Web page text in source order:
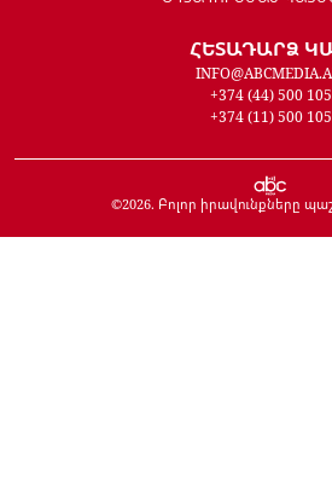
ՀԵՏԱԴԱՐՁ
+374 (44) 500 105
+374 (11) 500 105
©2026. Բոլոր իրավունքները